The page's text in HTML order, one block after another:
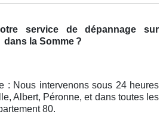
service de dépannage sur
dans la Somme ?
: Nous intervenons sous 24 heures
Albert, Péronne, et dans toutes les
80.